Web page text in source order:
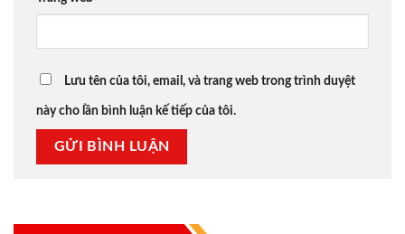
Lưu tên của tôi, email, và trang web trong trình duyệt
này cho lần bình luận kế tiếp của tôi.